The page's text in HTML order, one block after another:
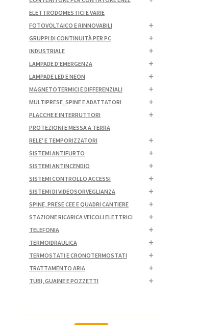
ELETTRODOMESTICI E VARIE
FOTOVOLTAICO E RINNOVABILI
GRUPPI DI CONTINUITÀ PER PC
INDUSTRIALE
LAMPADE D'EMERGENZA
LAMPADE LED E NEON
MAGNETOTERMICI E DIFFERENZIALI
MULTIPRESE, SPINE E ADATTATORI
PLACCHE E INTERRUTTORI
PROTEZIONI E MESSA A TERRA
RELE' E TEMPORIZZATORI
SISTEMI ANTIFURTO
SISTEMI ANTINCENDIO
SISTEMI CONTROLLO ACCESSI
SISTEMI DI VIDEOSORVEGLIANZA
SPINE, PRESE CEE E QUADRI CANTIERE
STAZIONE RICARICA VEICOLI ELETTRICI
TELEFONIA
TERMOIDRAULICA
TERMOSTATI E CRONOTERMOSTATI
TRATTAMENTO ARIA
TUBI, GUAINE E POZZETTI